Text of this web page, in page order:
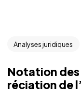
Analyses juridiques
Notation des
réciation de